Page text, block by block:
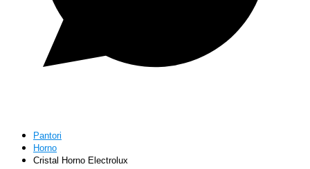
Pantori
Horno
Cristal Horno Electrolux